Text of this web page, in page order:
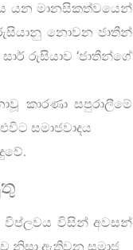
යන මානසිකත්වයෙන්
නොවන ජාතීන්
රුසියාව ‘ජාතීන්ගේ
කාරණා සපුරාලීමේ
සමාජවාදය
විප්ලවය විසින් අවසන්
නිසා ඇතිවන සමාජ